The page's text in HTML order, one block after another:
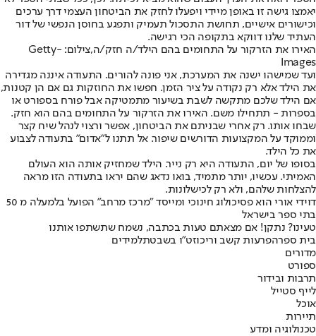
יאמצו גישה זו באופן מיידי ויפעלו לחזק את הביטחון העצמי דרך ערכים
וכישורים אישיים, תחושת התסכול תעמיק ותפגע בחוסן הנפשי של דור
העתיד שלנו דווקא בתקופה הכי רגישה.
האירו את הזרקור על התחומים בהם הילד/ה חזק/ה,צילום: Getty-
Images
ועד שמישהו ישנה את המערכת, אני פונה להורים. התעודה איננה מגדירה
את הילד אלא רק נקודה על ציר הזמן. חפשו את החוזקות גם אם הן קטנות,
אם הילד שלכם מתקשה לשבת בשיעור מתמטיקה אבל פורח בספורט או
בספרות - תתחילו משם. האירו את הזרקור על התחומים בהם הוא חזק.
שבחו אותו. רק אחרי שבניתם את הביטחון, אפשר ורצוי לנהל שיח קצר
וממוקד על המקצועות הדורשים שיפור. אל תתנו ל"אדום" בתעודה לצבוע
את כל הילד.
בסופו של יום, התעודה היא רק נייר. הילד שמחזיק אותה הוא העולם
האמיתי. עכשיו, יותר מתמיד, בואו נדאג שהם יראו בתעודה הזו מראה
להצלחות שלהם, ולא רק לכישלונות.
דוידי אורי הוא פסיכולוג חינוכי ומייסד "מרכז מרחב" הפועל בלמעלה מ 50
בתי ספר בישראל
טעינו? נתקן! אם מצאתם טעות בכתבה, נשמח שתשתפו אותנו
בית ספרהפרעות קשב וריכוזט"ו בשבטתלמידים
מדורים
ספורט
תרבות ובידור
לייף סטייל
אוכל
תיירות
טכנולוגיה ומדע